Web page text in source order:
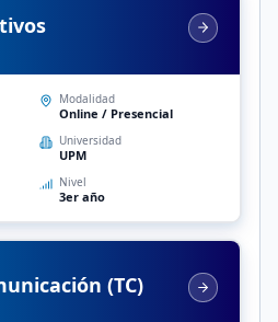
Modalidad
Online / Presencial
Universidad
UPM
Nivel
3er año
(TC)